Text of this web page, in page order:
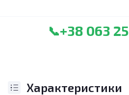
📞+38 063
Характеристики